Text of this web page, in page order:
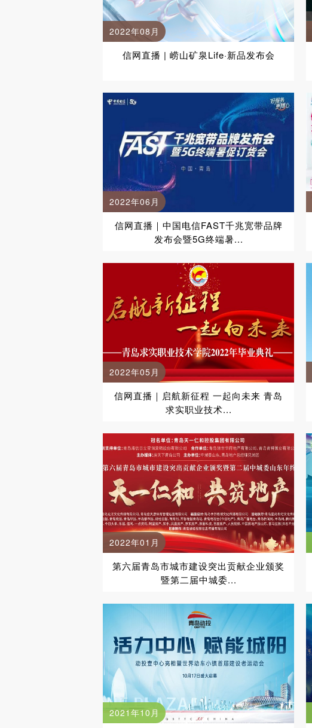
2022年08月
信网直播 | 崂山矿泉Life·新品发布会
2022年06月
信网直播｜中国电信FAST千兆宽带品牌
发布会暨5G终端暑...
2022年05月
信网直播｜启航新征程 一起向未来 青岛
求实职业技术...
2022年01月
第六届青岛市城市建设突出贡献企业颁奖
暨第二届中城委...
2021年10月